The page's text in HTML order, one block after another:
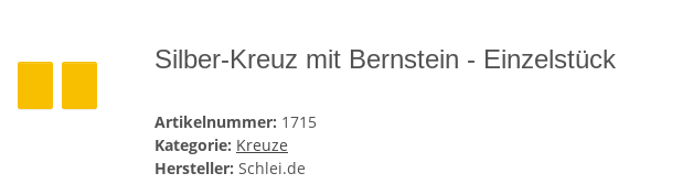
Silber-Kreuz mit Bernstein - Einzelstück
Artikelnummer: 1715
Kategorie: Kreuze
Hersteller: Schlei.de